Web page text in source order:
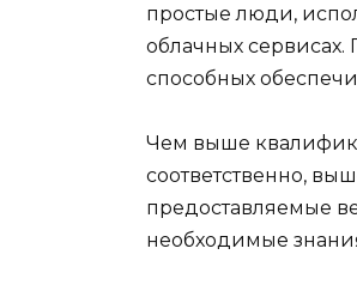
простые люди,
облачных
способных
Чем выше
соответственно,
предоставляемые
необходимые